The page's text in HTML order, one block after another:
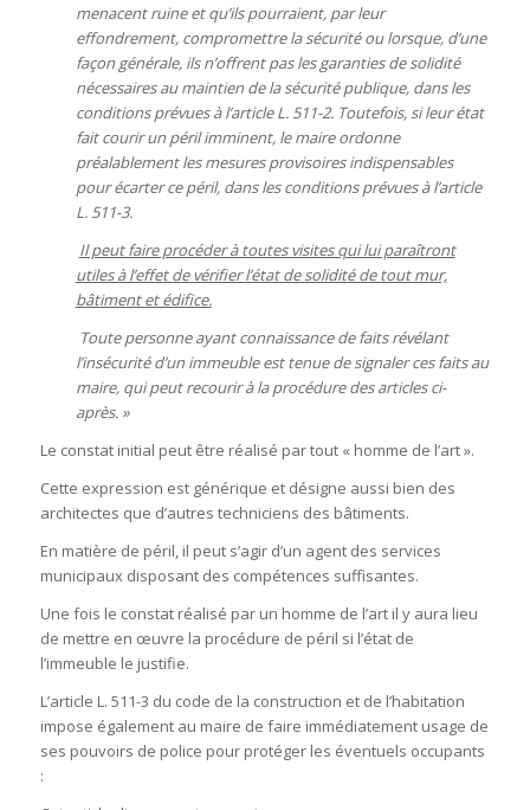
menacent ruine et qu’ils pourraient, par leur
effondrement, compromettre la sécurité ou lorsque, d’une
façon générale, ils n’offrent pas les garanties de solidité
nécessaires au maintien de la sécurité publique, dans les
conditions prévues à l’article L. 511-2. Toutefois, si leur état
fait courir un péril imminent, le maire ordonne
préalablement les mesures provisoires indispensables
pour écarter ce péril, dans les conditions prévues à l’article
L. 511-3.
Il peut faire procéder à toutes visites qui lui paraîtront
utiles à l’effet de vérifier l’état de solidité de tout mur,
bâtiment et édifice.
Toute personne ayant connaissance de faits révélant
l’insécurité d’un immeuble est tenue de signaler ces faits au
maire, qui peut recourir à la procédure des articles ci-
après. »
Le constat initial peut être réalisé par tout « homme de l’art ».
Cette expression est générique et désigne aussi bien des
architectes que d’autres techniciens des bâtiments.
En matière de péril, il peut s’agir d’un agent des services
municipaux disposant des compétences suffisantes.
Une fois le constat réalisé par un homme de l’art il y aura lieu
de mettre en œuvre la procédure de péril si l’état de
l’immeuble le justifie.
L’article L. 511-3 du code de la construction et de l’habitation
impose également au maire de faire immédiatement usage de
ses pouvoirs de police pour protéger les éventuels occupants
: